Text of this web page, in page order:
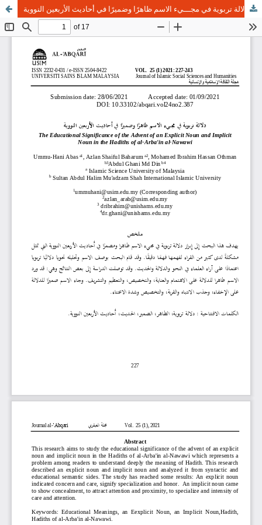
دلالة تربوية في مجـــيء الاسم ظاهرًا وضميرًا في أحاديث الأربعين النووية